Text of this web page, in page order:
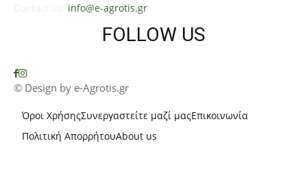
info@e-agrotis.gr
FOLLOW US
© Design by e-Agrotis.gr
Όροι ΧρήσηςΣυνεργαστείτε μαζί μαςΕπικοινωνία
Πολιτική ΑπορρήτουAbout us